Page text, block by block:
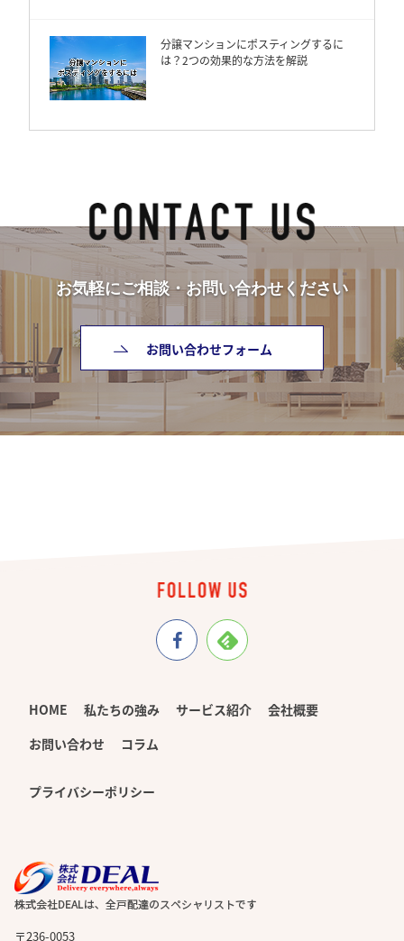
分譲マンションにポスティングするに
は？2つの効果的な方法を解説
お気軽にご相談・お問い合わせください
お問い合わせフォーム
HOME 私たちの強み サービス紹介
会社概要
お問い合わせ
コラム
プライバシーポリシー
〒236-0053